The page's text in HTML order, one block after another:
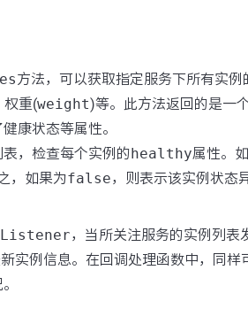
方法，可以获取指定服务下所有实例
权重(weight)等。此方法返回的是一
康状态等属性。
，检查每个实例的healthy属性。
，如果为false，则表示该实例状态
，当所关注服务的实例列表
实例信息。在回调处理函数中，同样